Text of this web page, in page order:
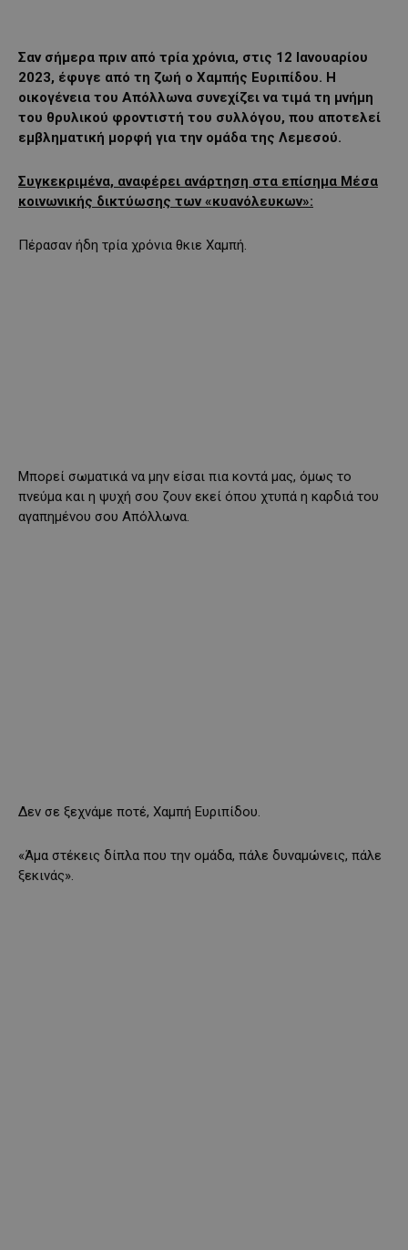
Σαν σήμερα πριν από τρία χρόνια, στις 12 Ιανουαρίου
2023, έφυγε από τη ζωή ο Χαμπής Ευριπίδου. Η
οικογένεια του Απόλλωνα συνεχίζει να τιμά τη μνήμη
του θρυλικού φροντιστή του συλλόγου, που αποτελεί
εμβληματική μορφή για την ομάδα της Λεμεσού.
Συγκεκριμένα, αναφέρει ανάρτηση στα επίσημα Μέσα
κοινωνικής δικτύωσης των «κυανόλευκων»:
Πέρασαν ήδη τρία χρόνια θκιε Χαμπή.
Μπορεί σωματικά να μην είσαι πια κοντά μας, όμως το
πνεύμα και η ψυχή σου ζουν εκεί όπου χτυπά η καρδιά του
αγαπημένου σου Απόλλωνα.
Δεν σε ξεχνάμε ποτέ, Χαμπή Ευριπίδου.
«Άμα στέκεις δίπλα που την ομάδα, πάλε δυναμώνεις, πάλε
ξεκινάς».